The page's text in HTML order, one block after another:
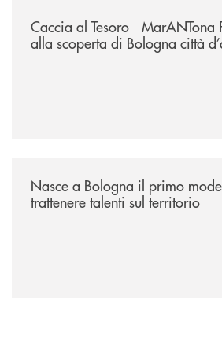
Caccia al Tesoro - MarANTona
alla scoperta di Bologna città
Nasce a Bologna il primo
trattenere talenti sul territorio